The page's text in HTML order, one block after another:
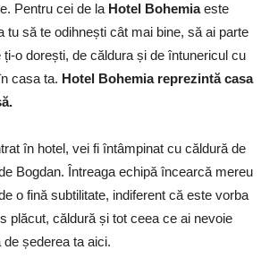
Pentru cei de la Hotel Bohemiaeste
tu să te odihnești cât mai bine, să ai parte
ți-o dorești, de căldura și de întunericul cu
casa ta. Hotel Bohemia reprezintă casa
în hotel, vei fi întâmpinat cu căldură de
Bogdan. Întreaga echipă încearcă mereu
o fină subtilitate, indiferent că este vorba
plăcut, căldură și tot ceea ce ai nevoie
șederea ta aici.